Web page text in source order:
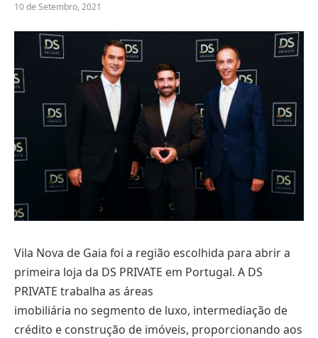
10 de Setembro, 2021
Vila Nova de Gaia foi a região escolhida para abrir a
primeira loja da DS PRIVATE em Portugal. A DS
PRIVATE trabalha as áreas
imobiliária no segmento de luxo, intermediação de
crédito e construção de imóveis, proporcionando aos